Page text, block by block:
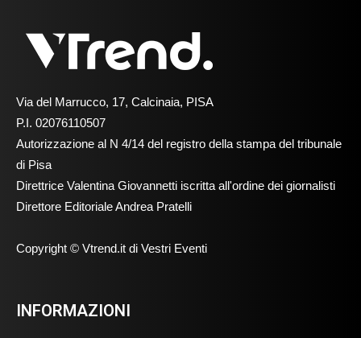
Via del Marrucco, 17, Calcinaia, PISA
P.I. 02076110507
Autorizzazione al N 4/14 del registro della stampa del tribunale
di Pisa
Direttrice Valentina Giovannetti iscritta all'ordine dei giornalisti
Direttore Editoriale Andrea Pratelli
Copyright © Vtrend.it di Vestri Eventi
INFORMAZIONI